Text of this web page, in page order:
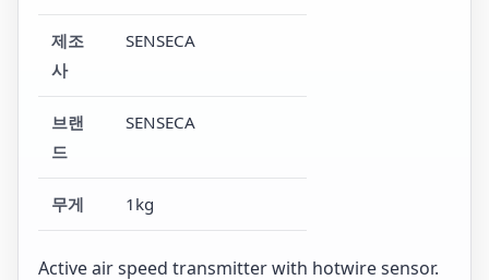
제조
사
SENSECA
브랜
드
SENSECA
무게 1kg
Active air speed transmitter with hotwire sensor.